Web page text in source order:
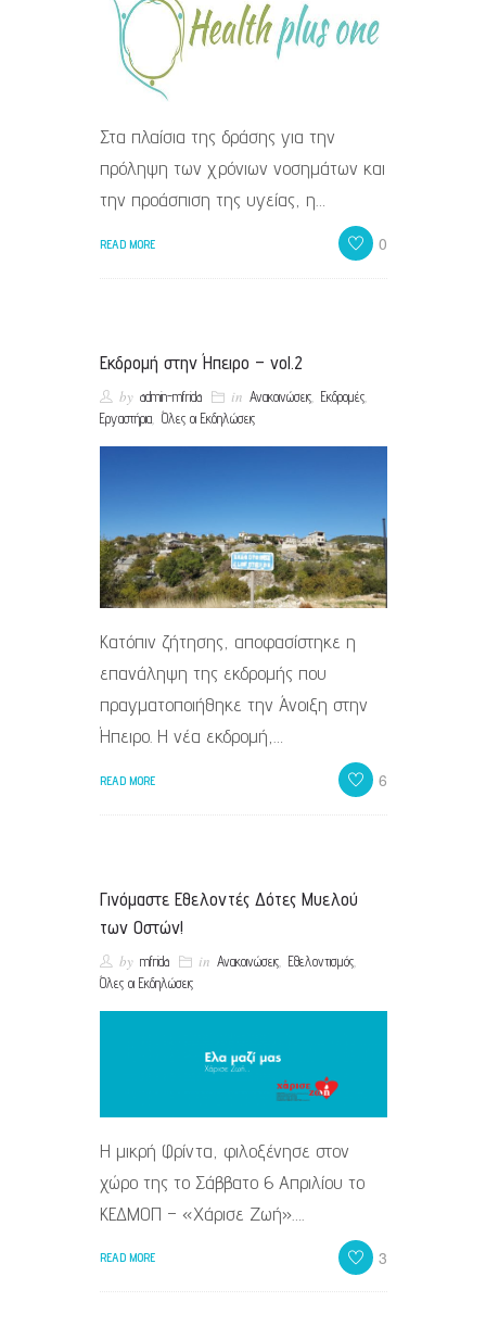
Στα πλαίσια της δράσης για την
πρόληψη των χρόνιων νοσημάτων και
την προάσπιση της υγείας, η…
READ MORE 0
Εκδρομή στην Ήπειρο – vol.2
by admin-mfrida in Ανακοινώσεις, Εκδρομές,
Εργαστήρια, Όλες οι Εκδηλώσεις
Κατόπιν ζήτησης, αποφασίστηκε η
επανάληψη της εκδρομής που
πραγματοποιήθηκε την Άνοιξη στην
Ήπειρο. Η νέα εκδρομή,…
READ MORE 6
Γινόμαστε Εθελοντές Δότες Μυελού
των Οστών!
by mfrida in Ανακοινώσεις, Εθελοντισμός,
Όλες οι Εκδηλώσεις
Η μικρή Φρίντα, φιλοξένησε στον
χώρο της το Σάββατο 6 Απριλίου το
ΚΕΔΜΟΠ – «Χάρισε Ζωή»….
READ MORE 3